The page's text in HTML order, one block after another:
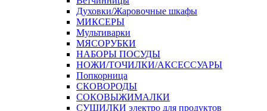
Духовки/Жаровочные шкафы
МИКСЕРЫ
Мультиварки
МЯСОРУБКИ
НАБОРЫ ПОСУДЫ
НОЖИ/ТОЧИЛКИ/АКСЕССУАРЫ
Попкорница
СКОВОРОДЫ
СОКОВЫЖИМАЛКИ
СУШИЛКИ электро для продуктов